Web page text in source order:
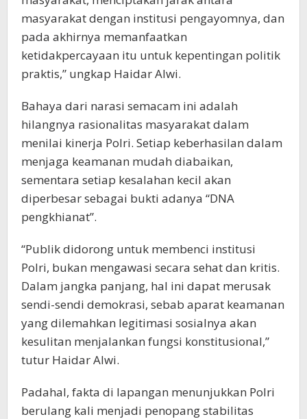
masyarakat dengan institusi pengayomnya, dan
pada akhirnya memanfaatkan
ketidakpercayaan itu untuk kepentingan politik
praktis,” ungkap Haidar Alwi.
Bahaya dari narasi semacam ini adalah
hilangnya rasionalitas masyarakat dalam
menilai kinerja Polri. Setiap keberhasilan dalam
menjaga keamanan mudah diabaikan,
sementara setiap kesalahan kecil akan
diperbesar sebagai bukti adanya “DNA
pengkhianat”.
“Publik didorong untuk membenci institusi
Polri, bukan mengawasi secara sehat dan kritis.
Dalam jangka panjang, hal ini dapat merusak
sendi-sendi demokrasi, sebab aparat keamanan
yang dilemahkan legitimasi sosialnya akan
kesulitan menjalankan fungsi konstitusional,”
tutur Haidar Alwi.
Padahal, fakta di lapangan menunjukkan Polri
berulang kali menjadi penopang stabilitas